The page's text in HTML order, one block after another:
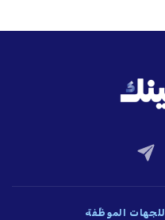
للجهات الموظِّفة